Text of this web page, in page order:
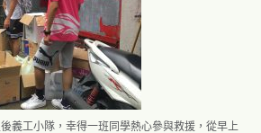
義工小隊，幸得一班同學熱心參與救援，從早上